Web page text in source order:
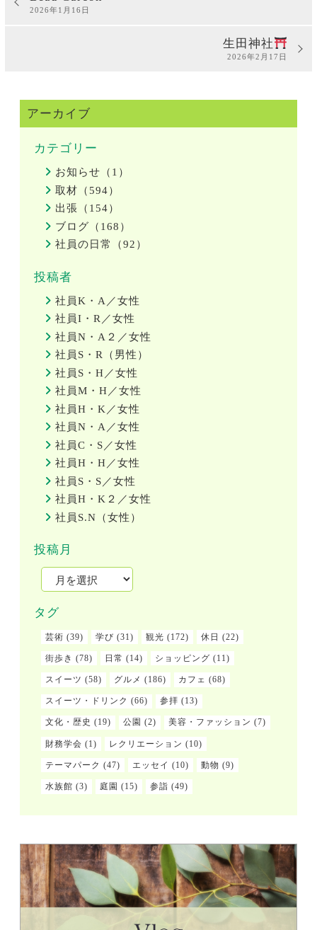
2026年1月16日
生田神社
2026年2月17日
アーカイブ
カテゴリー
お知らせ（1）
取材（594）
出張（154）
ブログ（168）
社員の日常（92）
投稿者
社員K・A／女性
社員I・R／女性
社員N・A２／女性
社員S・R（男性）
社員S・H／女性
社員M・H／女性
社員H・K／女性
社員N・A／女性
社員C・S／女性
社員H・H／女性
社員S・S／女性
社員H・K２／女性
社員S.N（女性）
投稿月
タグ
芸術 (39) 学び (31) 観光 (172) 休日 (22)
街歩き (78) 日常 (14) ショッピング (11)
スイーツ (58) グルメ (186) カフェ (68)
スイーツ・ドリンク (66) 参拝 (13)
文化・歴史 (19) 公園 (2) 美容・ファッション (7)
財務学会 (1) レクリエーション (10)
テーマパーク (47) エッセイ (10) 動物 (9)
水族館 (3) 庭園 (15) 参詣 (49)